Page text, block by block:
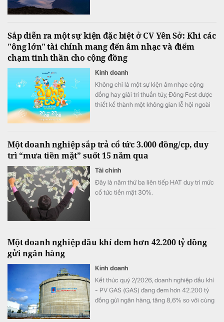
Sắp diễn ra một sự kiện đặc biệt ở CV Yên Sở: Khi các
"ông lớn" tài chính mang đến âm nhạc và điểm
chạm tinh thần cho cộng đồng
Kinh doanh
Không chỉ là một sự kiện âm nhạc cộng
đồng hay giải trí thuần túy, Đông Fest được
thiết kế thành một không gian lễ hội ngoài
Một doanh nghiệp sắp trả cổ tức 3.000 đồng/cp, duy
trì “mưa tiền mặt” suốt 15 năm qua
Tài chính
Đây là năm thứ ba liên tiếp HAT duy trì mức
cổ tức tiền mặt 30%.
Một doanh nghiệp dầu khí đem hơn 42.200 tỷ đồng
gửi ngân hàng
Kinh doanh
Kết thúc quý 2/2026, doanh nghiệp dầu khí
- PV GAS (GAS) đang đem hơn 42.200 tỷ
đồng gửi ngân hàng, tăng 8,6% so với cùng